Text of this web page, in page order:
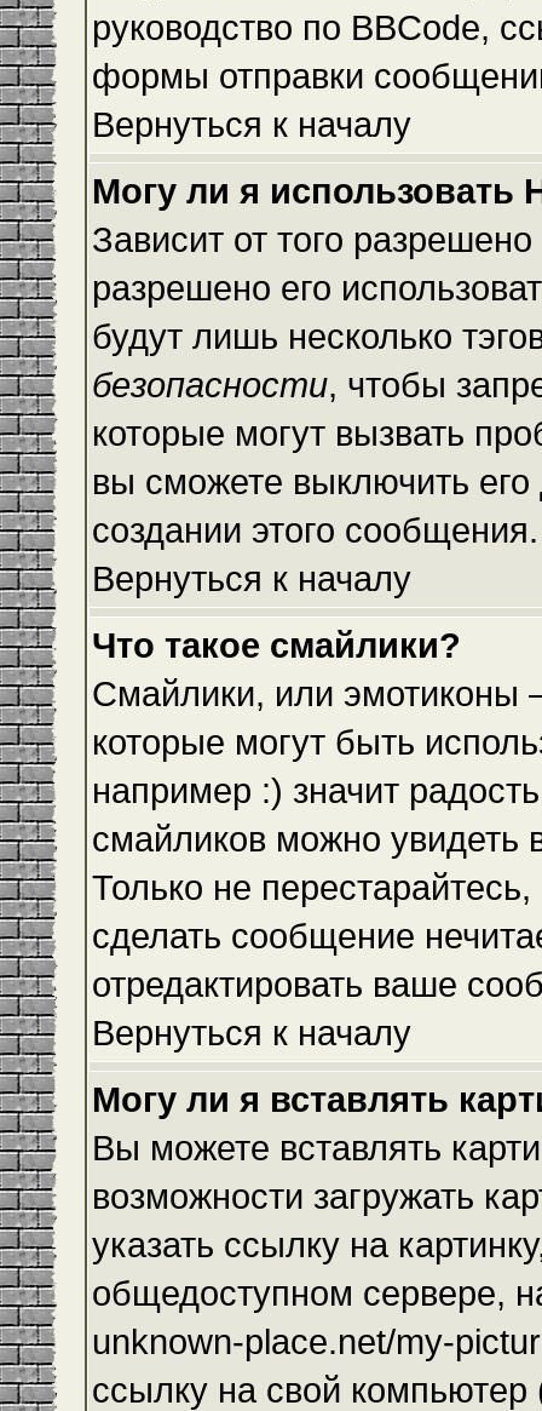
руководство по BBCode,
формы отправки
Вернуться к началу
Могу ли я использовать
Зависит от того
разрешено его
будут лишь несколько
безопасности, чтобы
которые могут вызвать
вы сможете выключить
создании этого сообщения.
Вернуться к началу
Что такое смайлики?
Смайлики, или эмотиконы
которые могут быть
например :) значит
смайликов можно
Только не
сделать сообщение
отредактировать ваше
Вернуться к началу
Могу ли я вставлять
Вы можете вставлять
возможности загружать
указать ссылку на
общедоступном сервере,
unknown-place.net/my-
ссылку на свой компьютер